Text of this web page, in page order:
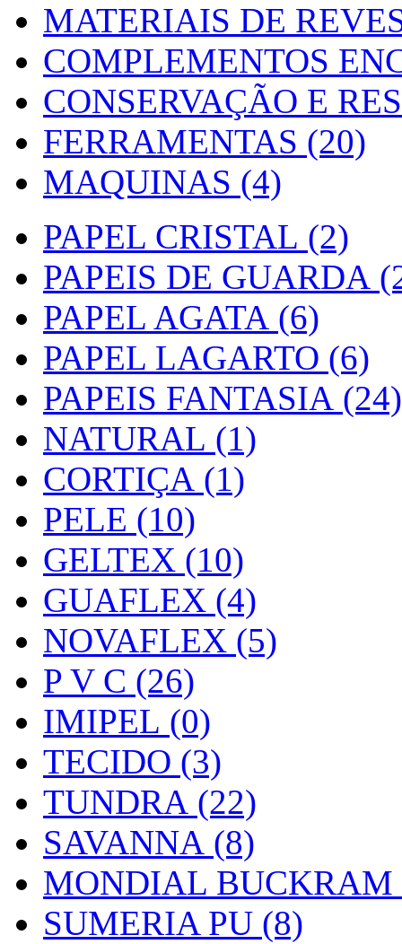
MATERIAIS DE
COMPLEMENTOS
CONSERVAÇÃO E
FERRAMENTAS (20)
MAQUINAS (4)
PAPEL CRISTAL (2)
PAPEIS DE GUARDA
PAPEL AGATA (6)
PAPEL LAGARTO (6)
PAPEIS FANTASIA (24)
NATURAL (1)
CORTIÇA (1)
PELE (10)
GELTEX (10)
GUAFLEX (4)
NOVAFLEX (5)
P V C (26)
IMIPEL (0)
TECIDO (3)
TUNDRA (22)
SAVANNA (8)
MONDIAL BUCKRAM
SUMERIA PU (8)